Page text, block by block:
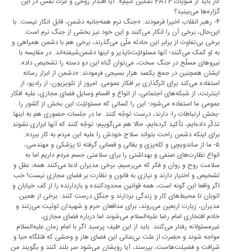
گزاره‌ها می‌بینید؟
۴- رهبر انقلاب اخیرا فرمودند: «جنگ نرم همه‌جانبه‌ دشمن، قابل انکار نیست. با
این‌حال، برخی آن را انکار می‌کنند و این خود نیز بخشی از جنگ نرم است.
برخی بی‌تفاوت از برابر این حادثه‌ ملّی می‌گذرند، برخی هم با دشمن همراهی و
به او کمک می‌کنند؛ آنها مسئولیّت‌ناپذیر و اینها دشمن‌شیفته‌اند. در مقایسه با
نیروهای مسلّح در جنگ سخت، می‌توان گناه این دو دسته را تشخیص داد».
ایشان همچنین در جمع یکصد هزار بسیجی فرمودند: «دشمن از ابزار رسانه
استفاده می‌کند برای اثرگذاری بر افکار عمومی. امروز از تلویزیون، از رادیو، از
اینترنت، از شبکه‌های اجتماعی، از انواع و اقسام وسایل فضای مجازی، علیه افکار
عمومی ما استفاده می‌شود؛ این را کسانی که مسئولیّت این بخش از کشور را
-بخش ارتباطات را- دارند، درست توجّه کنند. ما در جلسات حضوری هم به اینها
تذکّر داده‌ایم، تأکید کرده‌ایم، حالا هم می‌گوییم؛ توجّه کنند که آنها ابزاری نشوند
برای اینکه دشمن راحت بتواند سلاح خودش را علیه این مردم به کار ببرد».
۵- ما از ساندویچی و کله‌پزی و بقالی و قصابی گرفته تا پزشکی و مهندسی،
انواع نظارت‌های صنفی و بهداشتی را برای سلامتی جسم مردم داریم اما به
سلامت روح و روان و فکر که می‌رسیم، برخی مدیران ادعا می‌کنند همه، عقل و
تشخیص و اختیار دارند و نیازی به قانون و نظارت بر فضای مجازی نیست! خب
اگر واقعا این گونه است، همه قوانین محدود‌کننده و بازدارنده را از کف خیابان و
اتوبان تا محیط‌های کار و زندگی بردارند و جنگل درست کنند. برخی از همین
مدیران، زیارت اربعین می‌روند، برای مدافعان حرم و شهیدان توئیت می‌زنند و
خادم افتخاری امام رضا علیه‌السلام می‌شوند اما درباره فضای مجازی،
غیرمسئولانه رفتار می‌کنند. باید از این طیف پرسید اگر با امام زمان علیه‌السلام
مواجه شوند و حضرت از علت بی‌عنانی این فضای هار و وحشی که قتلگاه حیا و
شرافت و فضیلت‌هاست، بپرسند، آیا رویشان می‌شود سر بلند کنند و بگویند من